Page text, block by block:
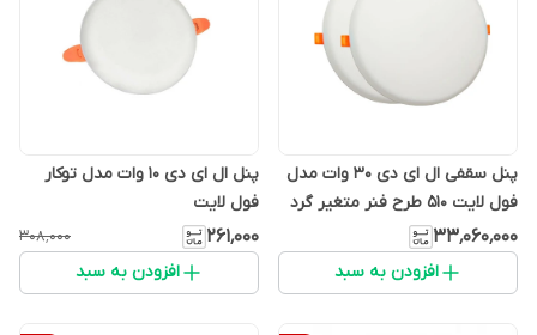
پنل سقفی ال ای دی 30 وات مدل
فول لایت 510 طرح فنر متغیر گرد
بسته ۴۰ تایی
۳۳٬۰۶۰٬۰۰۰
افزودن به سبد
پنل ال ای دی 10 وات مدل توکار
فول لایت
۲۶۱٬۰۰۰ ۳۰۸٬۰۰۰
افزودن به سبد